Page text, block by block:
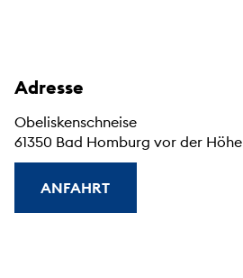
Adresse
Obeliskenschneise
61350 Bad Homburg vor der Höhe
ANFAHRT